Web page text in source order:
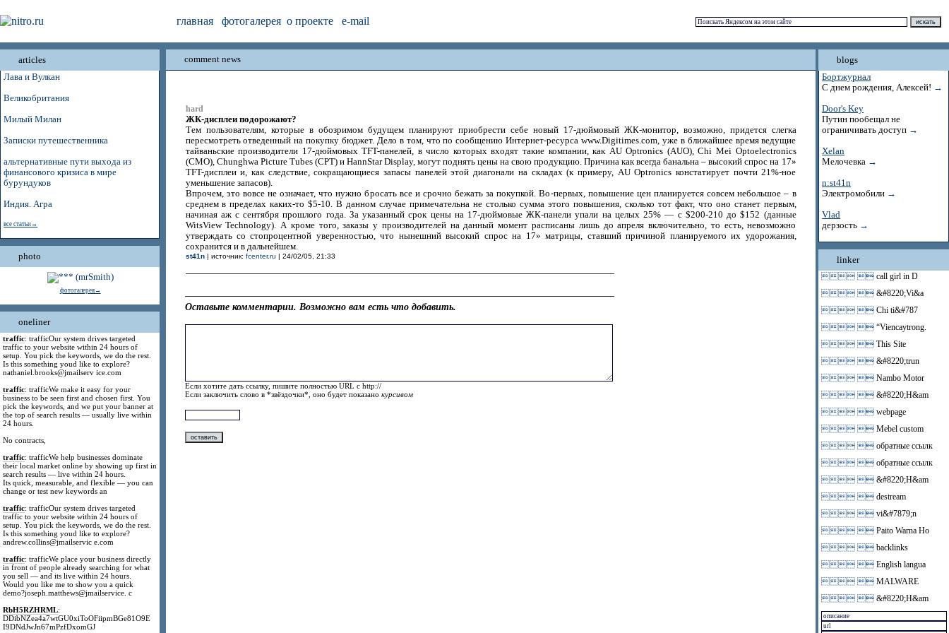
главная фотогалерея о проекте e-mail
articles
Лава и Вулкан
Великобритания
Милый Милан
Записки путешественника
альтернативные пути выхода из
финансового кризиса в мире
бурундуков
Индия. Агра
все статьи→
photo
фотогалерея→
oneliner
traffic: trafficOur system drives targeted
traffic to your website within 24 hours of
setup. You pick the keywords, we do the rest.
Is this something youd like to explore?
nathaniel.brooks@jmailserv ice.com
traffic: trafficWe make it easy for your
business to be seen first and chosen first. You
pick the keywords, and we put your banner at
the top of search results — usually live within
24 hours.
No contracts,
traffic: trafficWe help businesses dominate
their local market online by showing up first in
search results — live within 24 hours.
Its quick, measurable, and flexible — you can
change or test new keywords an
traffic: trafficOur system drives targeted
traffic to your website within 24 hours of
setup. You pick the keywords, we do the rest.
Is this something youd like to explore?
andrew.collins@jmailservic e.com
traffic: trafficWe place your business directly
in front of people already searching for what
you sell — and its live within 24 hours.
Would you like me to show you a quick
demo?joseph.matthews@jmailservice. c
RbH5RZHRML:
DDibNZea4a7wtGU0xiToOFiipmBGe81O9E
I9DNdJwJn67mPzfDxomGJ
comment news
hard
ЖК-дисплеи подорожают?
Тем пользователям, которые в обозримом будущем планируют приобрести себе новый 17-дюймовый ЖК-монитор, возможно, придется слегка
пересмотреть отведенный на покупку бюджет. Дело в том, что по сообщению Интернет-ресурса www.Digitimes.com, уже в ближайшее время ведущие
тайваньские производители 17-дюймовых TFT-панелей, в число которых входят такие компании, как AU Optronics (AUO), Chi Mei Optoelectronics
(CMO), Chunghwa Picture Tubes (CPT) и HannStar Display, могут поднять цены на свою продукцию. Причина как всегда банальна – высокий спрос на 17»
TFT-дисплеи и, как следствие, сокращающиеся запасы панелей этой диагонали на складах (к примеру, AU Optronics констатирует почти 21%-ное
уменьшение запасов).
Впрочем, это вовсе не означает, что нужно бросать все и срочно бежать за покупкой. Во-первых, повышение цен планируется совсем небольшое – в
среднем в пределах каких-то $5-10. В данном случае примечательна не столько сумма этого повышения, сколько тот факт, что оно станет первым,
начиная аж с сентября прошлого года. За указанный срок цены на 17-дюймовые ЖК-панели упали на целых 25% — с $200-210 до $152 (данные
WitsView Technology). А кроме того, заказы у производителей на данный момент расписаны лишь до апреля включительно, то есть, невозможно
утверждать со стопроцентной уверенностью, что нынешний высокий спрос на 17» матрицы, ставший причиной планируемого их удорожания,
сохранится и в дальнейшем.
st41n| источник: fcenter.ru | 24/02/05, 21:33
Оставьте комментарии. Возможно вам есть что добавить.
Если хотите дать ссылку, пишите полностью URL с http://
Если заключить слово в *звёздочки*, оно будет показанокурсивом
blogs
Бортжурнал
С днем рождения, Алексей! →
Door's Key
Путин пообещал не
ограничивать доступ →
Xelan
Мелочевка →
n:st41n
Электромобили →
Vlad
дерзость →
linker
  call girl in D
  &#8220;Vi&a
  Chi ti&#787
  “Viencaytrong.
  This Site
  &#8220;trun
  Nambo Motor
  &#8220;H&am
  webpage
  Mebel custom
  обратные ссылк
  обратные ссылк
  &#8220;H&am
  destream
  vi&#7879;n
  Paito Warna Ho
  backlinks
  English langua
  MALWARE
  &#8220;H&am